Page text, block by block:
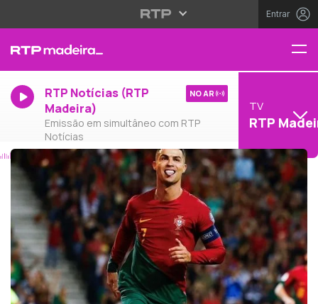
Entrar
RTP Notícias (RTP
Madeira)
Emissão em simultâneo com RTP
Notícias
NO AR
TV
RTP